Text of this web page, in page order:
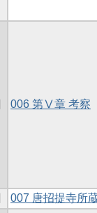
006 第Ⅴ章 考察
007 唐招提寺所